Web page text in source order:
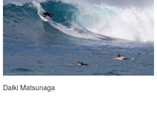
Daiki Matsunaga